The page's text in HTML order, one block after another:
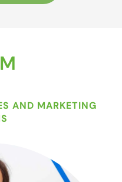
AND MARKETING